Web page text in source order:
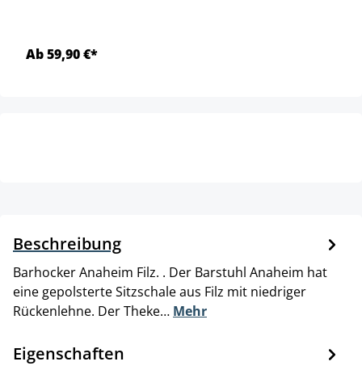
Ab 59,90 €*
Beschreibung
Barhocker Anaheim Filz. . Der Barstuhl Anaheim hat
eine gepolsterte Sitzschale aus Filz mit niedriger
Rückenlehne. Der Theke… Mehr
Eigenschaften